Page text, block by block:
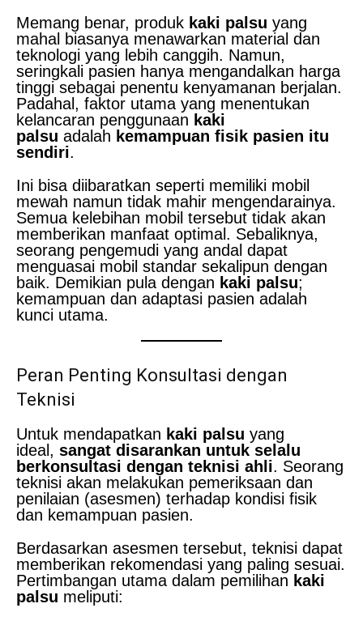
Memang benar, produk kaki palsu yang
mahal biasanya menawarkan material dan
teknologi yang lebih canggih. Namun,
seringkali pasien hanya mengandalkan harga
tinggi sebagai penentu kenyamanan berjalan.
Padahal, faktor utama yang menentukan
kelancaran penggunaan kaki
palsu adalah kemampuan fisik pasien itu
sendiri.
Ini bisa diibaratkan seperti memiliki mobil
mewah namun tidak mahir mengendarainya.
Semua kelebihan mobil tersebut tidak akan
memberikan manfaat optimal. Sebaliknya,
seorang pengemudi yang andal dapat
menguasai mobil standar sekalipun dengan
baik. Demikian pula dengan kaki palsu;
kemampuan dan adaptasi pasien adalah
kunci utama.
Peran Penting Konsultasi dengan
Teknisi
Untuk mendapatkan kaki palsu yang
ideal, sangat disarankan untuk selalu
berkonsultasi dengan teknisi ahli. Seorang
teknisi akan melakukan pemeriksaan dan
penilaian (asesmen) terhadap kondisi fisik
dan kemampuan pasien.
Berdasarkan asesmen tersebut, teknisi dapat
memberikan rekomendasi yang paling sesuai.
Pertimbangan utama dalam pemilihan kaki
palsu meliputi: